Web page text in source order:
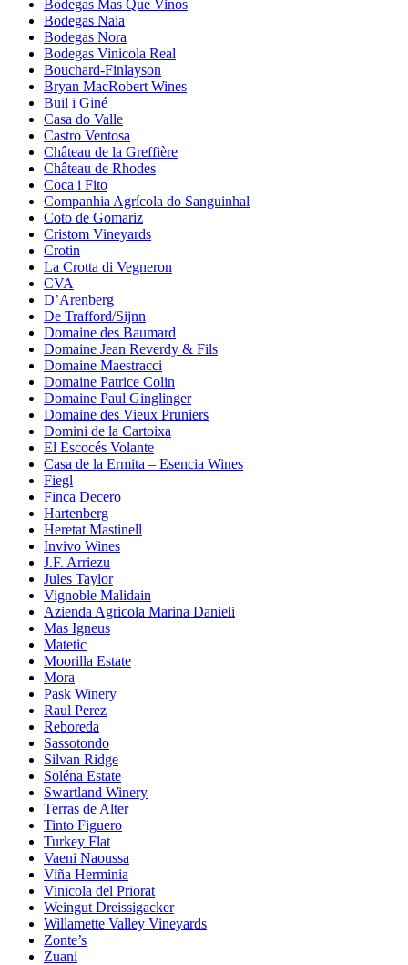
Bodegas Mas Que Vinos
Bodegas Naia
Bodegas Nora
Bodegas Vinicola Real
Bouchard-Finlayson
Bryan MacRobert Wines
Buil i Giné
Casa do Valle
Castro Ventosa
Château de la Greffière
Château de Rhodes
Coca i Fito
Companhia Agrícola do Sanguinhal
Coto de Gomariz
Cristom Vineyards
Crotin
La Crotta di Vegneron
CVA
D’Arenberg
De Trafford/Sijnn
Domaine des Baumard
Domaine Jean Reverdy & Fils
Domaine Maestracci
Domaine Patrice Colin
Domaine Paul Ginglinger
Domaine des Vieux Pruniers
Domini de la Cartoixa
El Escocés Volante
Casa de la Ermita – Esencia Wines
Fiegl
Finca Decero
Hartenberg
Heretat Mastinell
Invivo Wines
J.F. Arriezu
Jules Taylor
Vignoble Malidain
Azienda Agricola Marina Danieli
Mas Igneus
Matetic
Moorilla Estate
Mora
Pask Winery
Raul Perez
Reboreda
Sassotondo
Silvan Ridge
Soléna Estate
Swartland Winery
Terras de Alter
Tinto Figuero
Turkey Flat
Vaeni Naoussa
Viña Herminia
Vinicola del Priorat
Weingut Dreissigacker
Willamette Valley Vineyards
Zonte’s
Zuani